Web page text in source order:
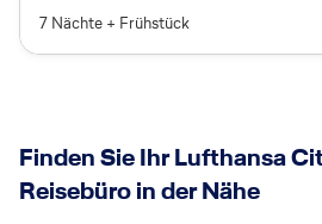
7 Nächte + Frühstück
Finden Sie Ihr Lufthansa
Reisebüro in der Nähe